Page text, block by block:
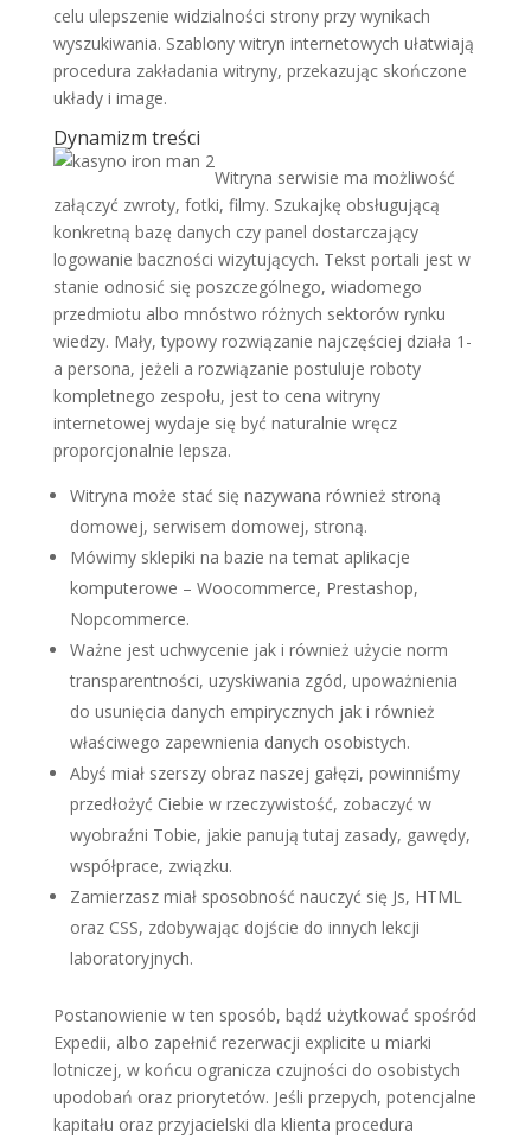
celu ulepszenie widzialności strony przy wynikach
wyszukiwania. Szablony witryn internetowych ułatwiają
procedura zakładania witryny, przekazując skończone
układy i image.
Dynamizm treści
Witryna serwisie ma możliwość
załączyć zwroty, fotki, filmy. Szukajkę obsługującą
konkretną bazę danych czy panel dostarczający
logowanie baczności wizytujących. Tekst portali jest w
stanie odnosić się poszczególnego, wiadomego
przedmiotu albo mnóstwo różnych sektorów rynku
wiedzy. Mały, typowy rozwiązanie najczęściej działa 1-
a persona, jeżeli a rozwiązanie postuluje roboty
kompletnego zespołu, jest to cena witryny
internetowej wydaje się być naturalnie wręcz
proporcjonalnie lepsza.
Witryna może stać się nazywana również stroną
domowej, serwisem domowej, stroną.
Mówimy sklepiki na bazie na temat aplikacje
komputerowe – Woocommerce, Prestashop,
Nopcommerce.
Ważne jest uchwycenie jak i również użycie norm
transparentności, uzyskiwania zgód, upoważnienia
do usunięcia danych empirycznych jak i również
właściwego zapewnienia danych osobistych.
Abyś miał szerszy obraz naszej gałęzi, powinniśmy
przedłożyć Ciebie w rzeczywistość, zobaczyć w
wyobraźni Tobie, jakie panują tutaj zasady, gawędy,
współprace, związku.
Zamierzasz miał sposobność nauczyć się Js, HTML
oraz CSS, zdobywając dojście do innych lekcji
laboratoryjnych.
Postanowienie w ten sposób, bądź użytkować spośród
Expedii, albo zapełnić rezerwacji explicite u miarki
lotniczej, w końcu ogranicza czujności do osobistych
upodobań oraz priorytetów. Jeśli przepych, potencjalne
kapitału oraz przyjacielski dla klienta procedura